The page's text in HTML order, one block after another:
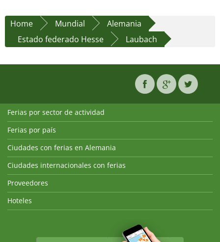
Home Mundial
Alemania
Estado federado Hesse
Laubach
Ferias por sector de actividad
Ferias por país
Ciudades con ferias en Alemania
Ciudades internacionales con ferias
Proveedores
Hoteles